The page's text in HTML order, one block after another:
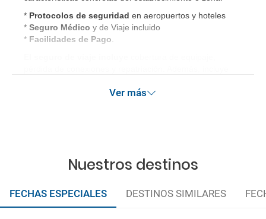
* Protocolos de seguridad en aeropuertos y hoteles
* Seguro Médico y de Viaje incluido
* Facilidades de Pago
terrorismo y/o catástrofes naturales de hasta 3.000€ en el
Ver más
Nuestros destinos
FECHAS ESPECIALES DESTINOS SIMILARES